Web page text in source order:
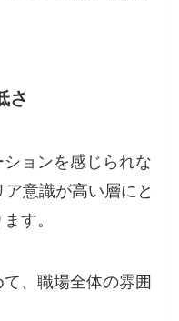
さ
ョンを感じられな
意識が高い層にと
す。
、職場全体の雰囲